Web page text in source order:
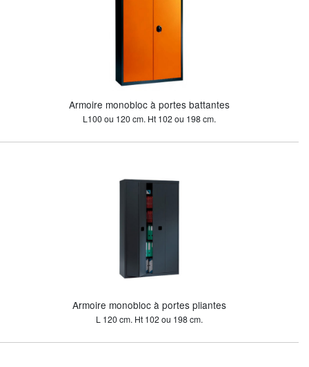
Armoire monobloc à portes battantes
L100 ou 120 cm. Ht 102 ou 198 cm.
Armoire monobloc à portes pliantes
L 120 cm. Ht 102 ou 198 cm.